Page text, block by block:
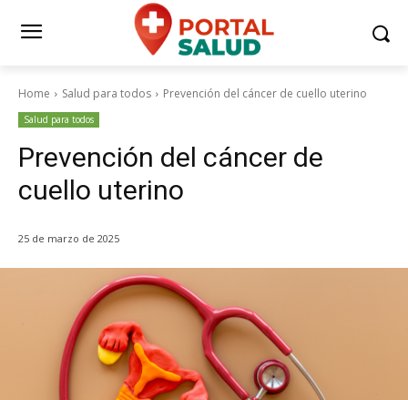
Home Salud para todos Prevención del cáncer de cuello uterino
Salud para todos
Prevención del cáncer de
cuello uterino
25 de marzo de 2025